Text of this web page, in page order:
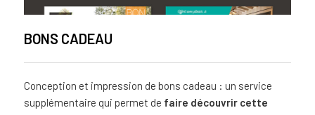
BONS CADEAU
Conception et impression de bons cadeau : un service
supplémentaire qui permet de faire découvrir cette